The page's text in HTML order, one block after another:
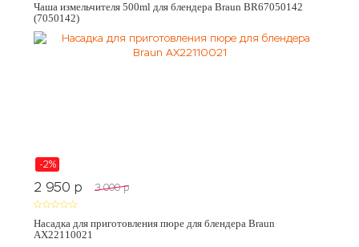
Чаша измельчителя 500ml для блендера Braun BR67050142
(7050142)
-2%
2 950 p 3 000 p
Насадка для приготовления пюре для блендера Braun
AX22110021